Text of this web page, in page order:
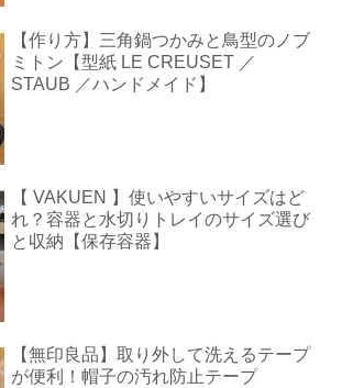
【作り方】三角鍋つかみと鳥型のノブ
ミトン【型紙 LE CREUSET ／
STAUB ／ハンドメイド】
【 VAKUEN 】使いやすいサイズはど
れ？容器と水切りトレイのサイズ選び
と収納【保存容器】
【無印良品】取り外して洗えるテープ
が便利！帽子の汚れ防止テープ